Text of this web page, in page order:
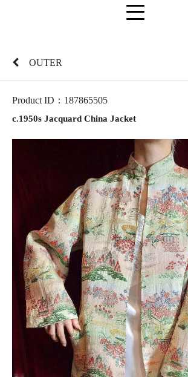
OUTER
Product ID：187865505
c.1950s Jacquard China Jacket